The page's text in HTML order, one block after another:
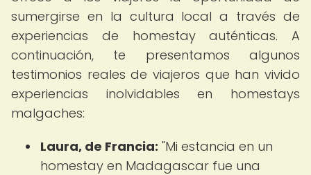
sumergirse en la cultura local a través de
experiencias de homestay auténticas. A
continuación, te presentamos algunos
testimonios reales de viajeros que han vivido
experiencias inolvidables en homestays
malgaches:
Laura, de Francia: "Mi estancia en un
homestay en Madagascar fue una